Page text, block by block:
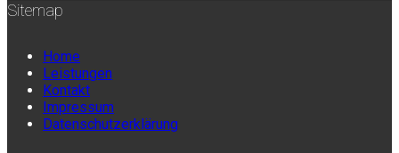
Sitemap
Home
Leistungen
Kontakt
Impressum
Datenschutzerklärung